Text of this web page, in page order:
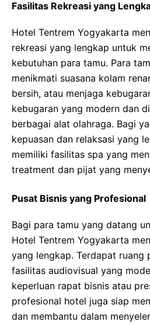
Fasilitas Rekreasi yang
Hotel Tentrem Yogyakarta
rekreasi yang lengkap untuk
kebutuhan para tamu. Para
menikmati suasana kolam
bersih, atau menjaga
kebugaran yang modern dan
berbagai alat olahraga. Bagi
kepuasan dan relaksasi yang
memiliki fasilitas spa yang
treatment dan pijat yang
Pusat Bisnis yang Profesional
Bagi para tamu yang datang
Hotel Tentrem Yogyakarta
yang lengkap. Terdapat ruang
fasilitas audiovisual yang
keperluan rapat bisnis atau
profesional hotel juga siap
dan membantu dalam